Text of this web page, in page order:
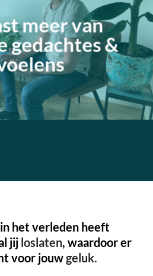
meer van
gedachtes&
het verleden heeft
jij loslaten, waardoor er
voor jouwgeluk.